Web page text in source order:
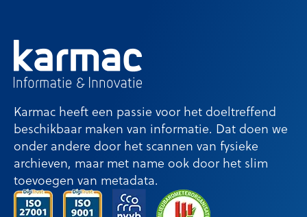
Karmac heeft een passie voor het doeltreffend
beschikbaar maken van informatie. Dat doen we
onder andere door het scannen van fysieke
archieven, maar met name ook door het slim
toevoegen van metadata.